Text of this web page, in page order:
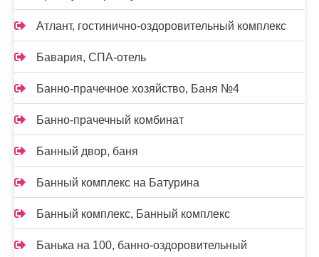
Атлант, гостинично-оздоровительный комплекс
Бавария, СПА-отель
Банно-прачечное хозяйство, Баня №4
Банно-прачечный комбинат
Банный двор, баня
Банный комплекс на Батурина
Банный комплекс, Банный комплекс
Банька на 100, банно-оздоровительный